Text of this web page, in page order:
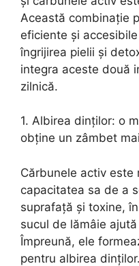
Această combinație
eficiente și
îngrijirea pielii și
integra aceste două
zilnică.
1. Albirea dinților: o
obține un zâmbet
Cărbunele activ este
capacitatea sa de a
suprafață și toxine,
sucul de lămâie
Împreună, ele
pentru albirea dinților.